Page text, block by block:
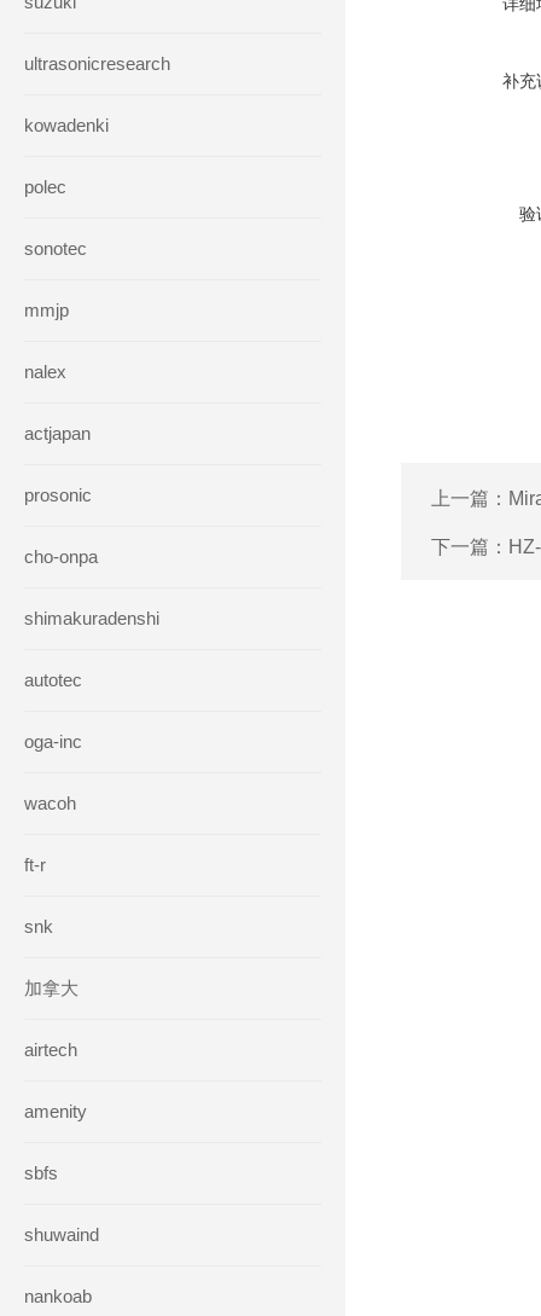
ultrasonicresearch
kowadenki
polec
sonotec
mmjp
nalex
actjapan
prosonic
cho-onpa
shimakuradenshi
autotec
oga-inc
wacoh
ft-r
snk
加拿大
airtech
amenity
sbfs
shuwaind
nankoab
补充
验
上一篇：
下一篇：